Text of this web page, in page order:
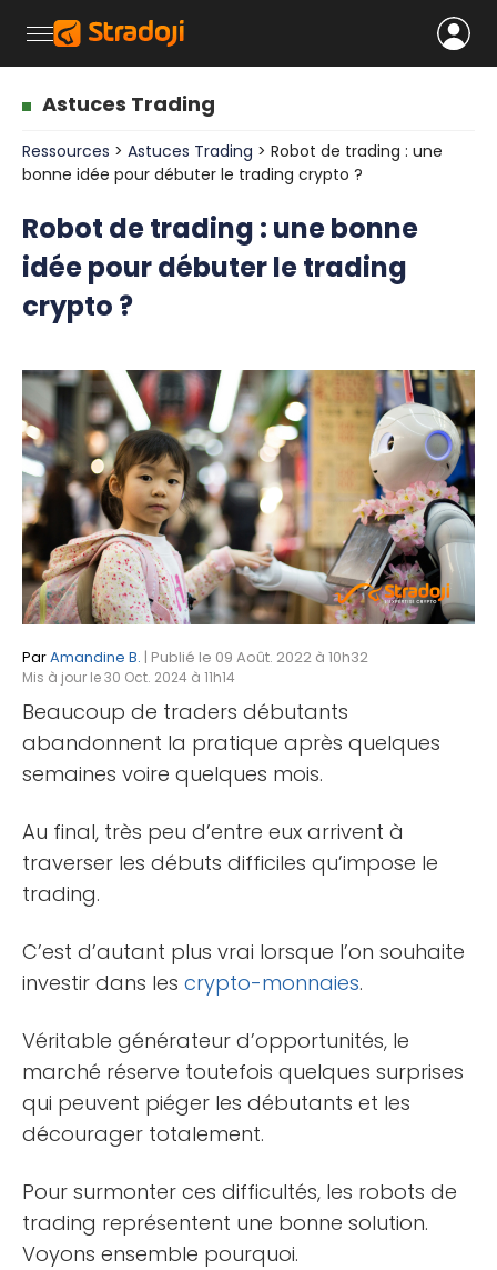
Astuces Trading
Ressources > Astuces Trading > Robot de trading : une
bonne idée pour débuter le trading crypto ?
Robot de trading : une bonne
idée pour débuter le trading
crypto ?
ParAmandine B. | Publié le 09 Août. 2022 à 10h32
Mis à jour le 30 Oct. 2024 à 11h14
Beaucoup de traders débutants
abandonnent la pratique après quelques
semaines voire quelques mois.
Au final, très peu d’entre eux arrivent à
traverser les débuts difficiles qu’impose le
trading.
C’est d’autant plus vrai lorsque l’on souhaite
investir dans les crypto-monnaies.
Véritable générateur d’opportunités, le
marché réserve toutefois quelques surprises
qui peuvent piéger les débutants et les
décourager totalement.
Pour surmonter ces difficultés, les robots de
trading représentent une bonne solution.
Voyons ensemble pourquoi.